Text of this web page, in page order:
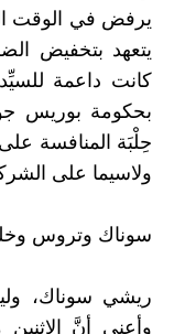
يتعهد بتخفيض
كانت داعمة
بحكومة بوريس
حِلْبَة المنافسة
ولاسيما على
سوناك وتروس
ريشي سوناك،
وأعني أنَّ